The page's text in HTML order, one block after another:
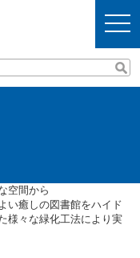
t
o
g
l
e
n
空間から
い癒しの図書館をハイド
様々な緑化工法により実